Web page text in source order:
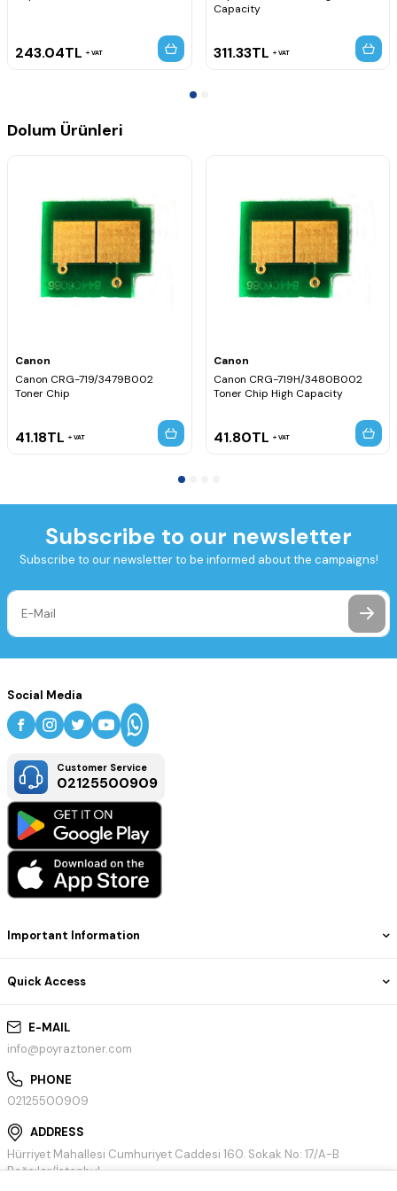
243.04TL VAT
Capacity
311.33TL VAT
Dolum Ürünleri
Canon
Canon CRG-719/3479B002
Toner Chip
41.18TL VAT
Canon
Canon CRG-719H/3480B002
Toner Chip High Capacity
41.80TL VAT
Subscribe to our newsletter
Subscribe to our newsletter to be informed about the campaigns!
E-MAIL
info@poyraztoner.com
PHONE
02125500909
ADDRESS
Hürriyet Mahallesi Cumhuriyet Caddesi 160. Sokak No: 17/A-B
Bağcılar/İstanbul
Important Information
Quick Access
Social Media
Customer Service
02125500909